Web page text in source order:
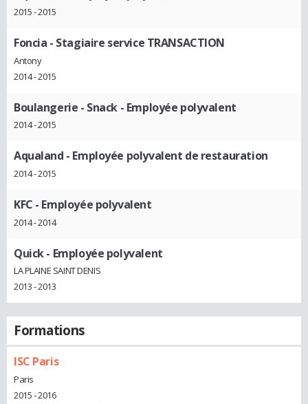
2015 - 2015
Foncia - Stagiaire service TRANSACTION
Antony
2014 - 2015
Boulangerie - Snack - Employée polyvalent
2014 - 2015
Aqualand - Employée polyvalent de restauration
2014 - 2015
KFC - Employée polyvalent
2014 - 2014
Quick- Employée polyvalent
LA PLAINE SAINT DENIS
2013 - 2013
Formations
ISC Paris
Paris
2015 - 2016